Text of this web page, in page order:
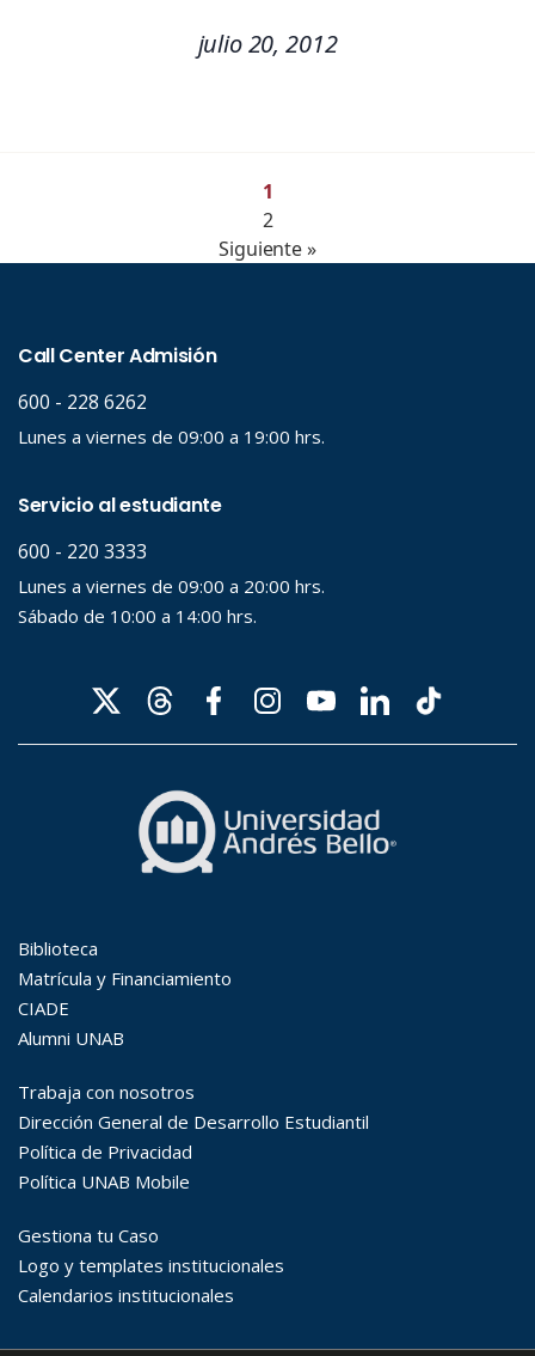
julio 20, 2012
1
2
Siguiente »